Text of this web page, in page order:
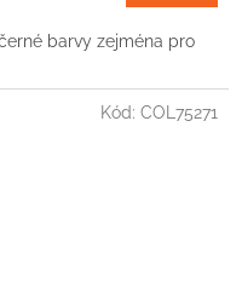
barvy zejména pro
Kód: COL75271